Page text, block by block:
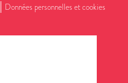
Données personnelles et cookies